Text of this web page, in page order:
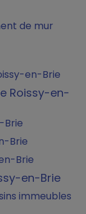
de mur
en-Brie
Roissy-en-
Brie
Brie
Brie
en-Brie
immeubles